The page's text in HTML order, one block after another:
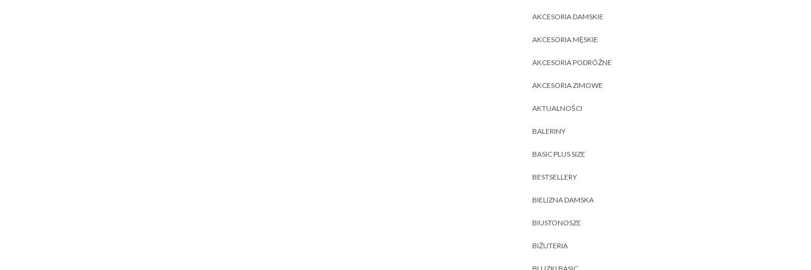
AKCESORIA DAMSKIE
AKCESORIA MĘSKIE
AKCESORIA PODRÓŻNE
AKCESORIA ZIMOWE
AKTUALNOŚCI
BALERINY
BASIC PLUS SIZE
BESTSELLERY
BIELIZNA DAMSKA
BIUSTONOSZE
BIŻUTERIA